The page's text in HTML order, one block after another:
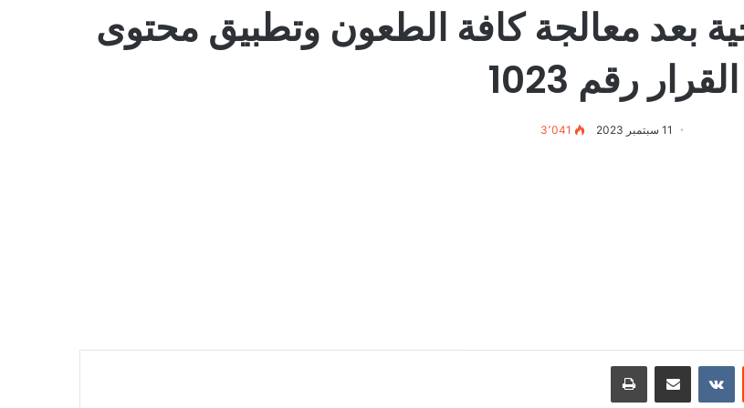
بعد معالجة كافة الطعون وتطبيق محتوى
القرار رقم 1023
11 سبتمبر 2023 3٬041
مشاركة عبر البريد طباعة